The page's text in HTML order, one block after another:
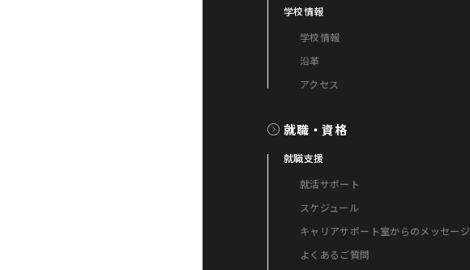
学校情報
学校情報
沿革
アクセス
就職・資格
就職支援
就活サポート
スケジュール
キャリアサポート室からのメッセージ
よくあるご質問